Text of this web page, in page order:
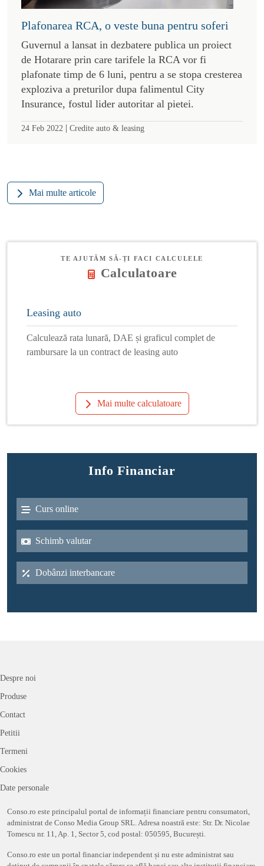
Plafonarea RCA, o veste buna pentru soferi
Guvernul a lansat in dezbatere publica un proiect
de Hotarare prin care tarifele la RCA vor fi
plafonate timp de 6 luni, pentru a se stopa cresterea
exploziva a preturilor dupa falimentul City
Insurance, fostul lider autoritar al pietei.
24 Feb 2022 | Credite auto & leasing
Mai multe articole
TE AJUTĂM SĂ-ȚI FACI CALCULELE
Calculatoare
Leasing auto
Calculează rata lunară, DAE și graficul complet de
rambursare la un contract de leasing auto
Mai multe calculatoare
Info Financiar
Curs online
Schimb valutar
Dobânzi interbancare
Despre noi
Produse
Contact
Petitii
Termeni
Cookies
Date personale
Conso.ro este principalul portal de informații financiare pentru consumatori,
administrat de Conso Media Group SRL. Adresa noastră este: Str. Dr. Nicolae
Tomescu nr. 11, Ap. 1, Sector 5, cod postal: 050595, București.
Conso.ro este un portal financiar independent și nu este administrat sau